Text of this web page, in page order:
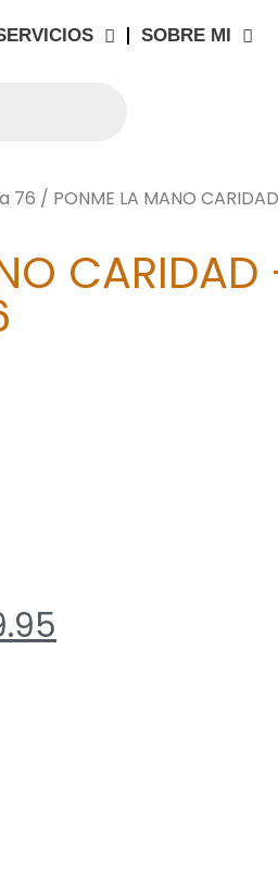
SOBRE MI
76 / PONME LA MANO
CARIDAD